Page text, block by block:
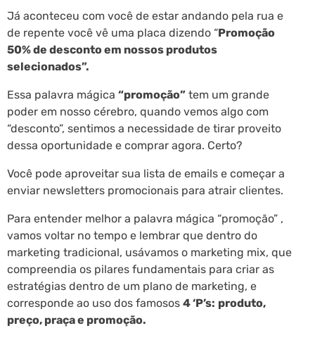
Já aconteceu com você de estar andando pela rua e
de repente você vê uma placa dizendo “Promoção
50% de desconto em nossos produtos
selecionados”.
Essa palavra mágica “promoção” tem um grande
poder em nosso cérebro, quando vemos algo com
“desconto”, sentimos a necessidade de tirar proveito
dessa oportunidade e comprar agora. Certo?
Você pode aproveitar sua lista de emails e começar a
enviar newsletters promocionais para atrair clientes.
Para entender melhor a palavra mágica “promoção” ,
vamos voltar no tempo e lembrar que dentro do
marketing tradicional, usávamos o marketing mix, que
compreendia os pilares fundamentais para criar as
estratégias dentro de um plano de marketing, e
corresponde ao uso dos famosos 4 ‘P’s: produto,
preço, praça e promoção.